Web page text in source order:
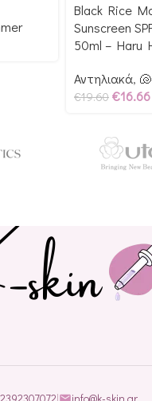
Black Rice
Sunscreen
50ml – Haru
Αντηλιακά,
€19.60 €16.66
2392307072| info@k-skin.gr